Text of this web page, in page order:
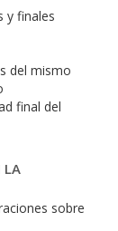
y finales
del mismo
final del
LA
sobre